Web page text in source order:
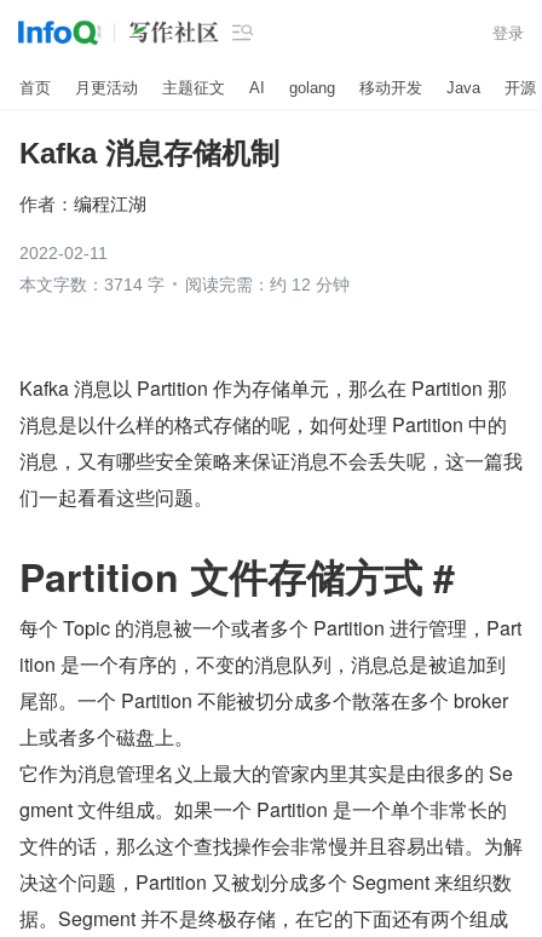
 登录
首页 月更活动 主题征文 AI golang 移动开发 Java 开源
Kafka 消息存储机制
作者： 编程江湖
2022-02-11
本文字数：3714 字
阅读完需：约 12 分钟
Kafka 消息以 Partition 作为存储单元，那么在 Partition 那
消息是以什么样的格式存储的呢，如何处理 Partition 中的
消息，又有哪些安全策略来保证消息不会丢失呢，这一篇我
们一起看看这些问题。
Partition 文件存储方式 #
每个 Topic 的消息被一个或者多个 Partition 进行管理，Part
ition 是一个有序的，不变的消息队列，消息总是被追加到
尾部。一个 Partition 不能被切分成多个散落在多个 broker
上或者多个磁盘上。
它作为消息管理名义上最大的管家内里其实是由很多的 Se
gment 文件组成。如果一个 Partition 是一个单个非常长的
文件的话，那么这个查找操作会非常慢并且容易出错。为解
决这个问题，Partition 又被划分成多个 Segment 来组织数
据。Segment 并不是终极存储，在它的下面还有两个组成